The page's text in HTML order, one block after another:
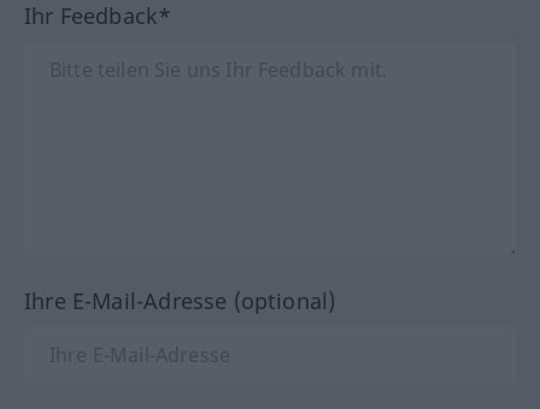
Ihr Feedback*
Ihre E-Mail-Adresse (optional)